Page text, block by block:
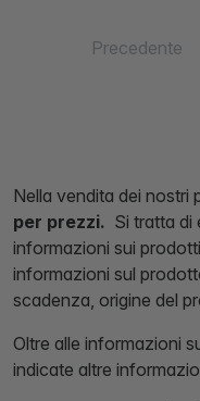
Precedente
Nella vendita dei nostri
per prezzi. Si tratta di
informazioni sui
informazioni sul
scadenza, origine del
Oltre alle informazioni
indicate altre